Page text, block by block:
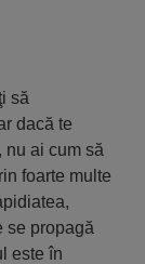
să
dacă te
nu ai cum să
foarte multe
se propagă
este în